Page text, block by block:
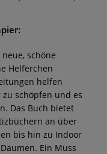
schöne
Helferchen
helfen
schöpfen und es
Das Buch bietet
an über
bis hin zu Indoor
Ein Muss